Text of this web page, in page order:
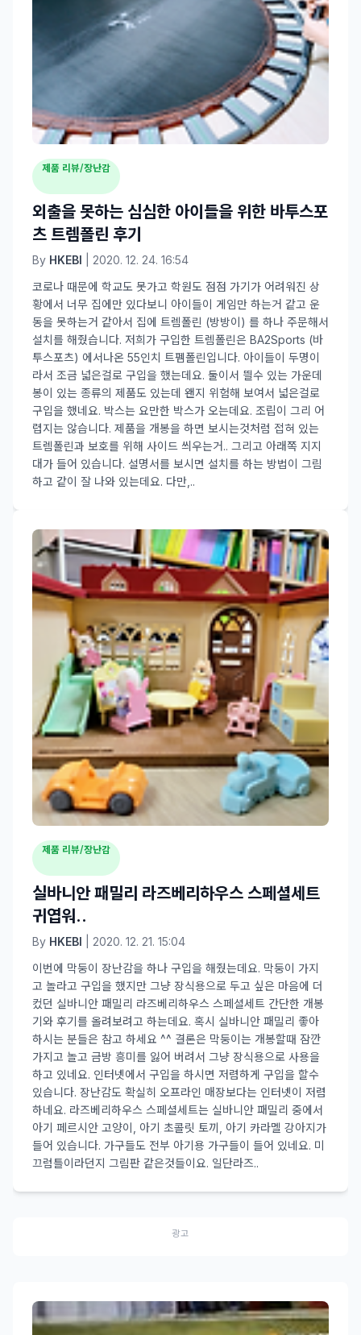
제품 리뷰/장난감
외출을 못하는 심심한 아이들을 위한 바투스포
츠 트렘폴린 후기
By HKEBI | 2020. 12. 24. 16:54
코로나 때문에 학교도 못가고 학원도 점점 가기가 어려워진 상
황에서 너무 집에만 있다보니 아이들이 게임만 하는거 같고 운
동을 못하는거 같아서 집에 트렘폴린 (방방이) 를 하나 주문해서
설치를 해줬습니다. 저희가 구입한 트렘폴린은 BA2Sports (바
투스포츠) 에서나온 55인치 트펨폴린입니다. 아이들이 두명이
라서 조금 넓은걸로 구입을 했는데요. 둘이서 띌수 있는 가운데
봉이 있는 종류의 제품도 있는데 왠지 위험해 보여서 넓은걸로
구입을 했네요. 박스는 요만한 박스가 오는데요. 조립이 그리 어
렵지는 않습니다. 제품을 개봉을 하면 보시는것처럼 접혀 있는
트렘폴린과 보호를 위해 사이드 씌우는거.. 그리고 아래쪽 지지
대가 들어 있습니다. 설명서를 보시면 설치를 하는 방법이 그림
하고 같이 잘 나와 있는데요. 다만,..
제품 리뷰/장난감
실바니안 패밀리 라즈베리하우스 스페셜세트
귀엽워..
By HKEBI | 2020. 12. 21. 15:04
이번에 막둥이 장난감을 하나 구입을 해줬는데요. 막둥이 가지
고 놀라고 구입을 했지만 그냥 장식용으로 두고 싶은 마음에 더
컸던 실바니안 패밀리 라즈베리하우스 스페셜세트 간단한 개봉
기와 후기를 올려보려고 하는데요. 혹시 실바니안 패밀리 좋아
하시는 분들은 참고 하세요 ^^ 결론은 막둥이는 개봉할때 잠깐
가지고 놀고 금방 흥미를 잃어 버려서 그냥 장식용으로 사용을
하고 있네요. 인터넷에서 구입을 하시면 저렴하게 구입을 할수
있습니다. 장난감도 확실히 오프라인 매장보다는 인터넷이 저렴
하네요. 라즈베리하우스 스페셜세트는 실바니안 패밀리 중에서
아기 페르시안 고양이, 아기 초콜릿 토끼, 아기 카라멜 강아지가
들어 있습니다. 가구들도 전부 아기용 가구들이 들어 있네요. 미
끄럼틀이라던지 그림판 같은것들이요. 일단라즈..
광고